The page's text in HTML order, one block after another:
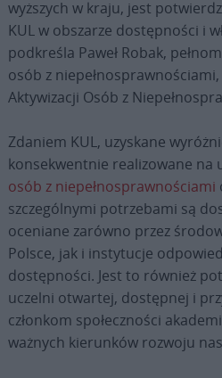
wyższych w kraju, jest
KUL w obszarze dostępności i
podkreśla Paweł Robak,
osób z
Aktywizacji Osób z
Zdaniem KUL, uzyskane
konsekwentnie realizowane na
osób z niepełnosprawnościami
szczególnymi potrzebami są
oceniane zarówno przez
Polsce, jak i instytucje
dostępności. Jest to również
uczelni otwartej, dostępnej i
członkom społeczności
ważnych kierunków rozwoju